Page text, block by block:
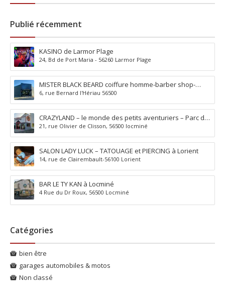
Publié récemment
KASINO de Larmor Plage
24, Bd de Port Maria - 56260 Larmor Plage
MISTER BLACK BEARD coiffure homme-barber shop-
tatouage-piercing à Locminé
6, rue Bernard l'Hériau 56500
CRAZYLAND – le monde des petits aventuriers – Parc de
jeux à Locminé
21, rue Olivier de Clisson, 56500 locminé
SALON LADY LUCK – TATOUAGE et PIERCING à Lorient
14, rue de Clairembault-56100 Lorient
BAR LE TY KAN à Locminé
4 Rue du Dr Roux, 56500 Locminé
Catégories
bien être
garages automobiles & motos
Non classé